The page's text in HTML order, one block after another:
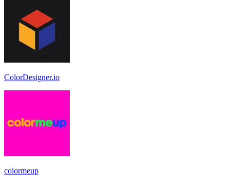
ColorDesigner.io
colormeup